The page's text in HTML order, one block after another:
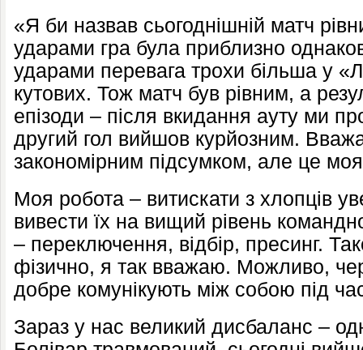
«Я би назвав сьогоднішній матч
ударами гра була приблизно
ударами перевага трохи більша у
кутових. Тож матч був рівним, а
епізоди – після вкидання ауту ми
другий гол вийшов курйозним.
закономірним підсумком, але це
Моя робота – витискати з хлопців
вивести їх на вищий рівень
– переключення, відбір, пресинг.
фізично, я так вважаю. Можливо,
добре комунікують між собою під
Зараз у нас великий дисбаланс –